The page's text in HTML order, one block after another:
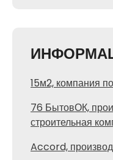
15м2, компания
76 БытовОК,
строительная
Accord,